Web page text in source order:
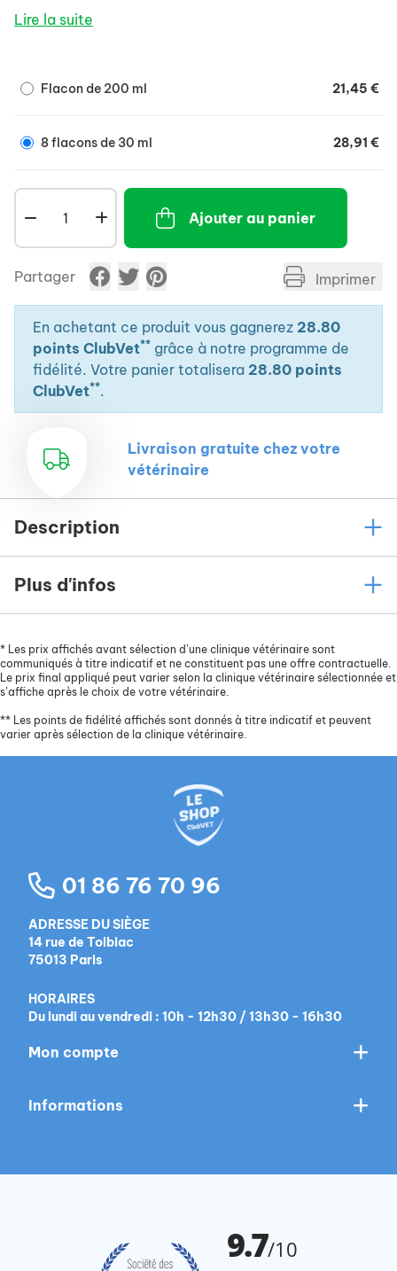
Lire la suite
Flacon de 200 ml 21,45 €
8 flacons de 30 ml 28,91 €
Ajouter au panier
Partager Imprimer
En achetant ce produit vous gagnerez 28.80
points ClubVet** grâce à notre programme de
fidélité. Votre panier totalisera 28.80 points
ClubVet**.
Livraison gratuite chez votre
vétérinaire
Description
Plus d'infos
* Les prix affichés avant sélection d’une clinique vétérinaire sont
communiqués à titre indicatif et ne constituent pas une offre contractuelle.
Le prix final appliqué peut varier selon la clinique vétérinaire sélectionnée et
s’affiche après le choix de votre vétérinaire.
** Les points de fidélité affichés sont donnés à titre indicatif et peuvent
varier après sélection de la clinique vétérinaire.
01 86 76 70 96
ADRESSE DU SIÈGE
14 rue de Tolbiac
75013 Paris
HORAIRES
Du lundi au vendredi : 10h - 12h30 / 13h30 - 16h30
Mon compte
Informations